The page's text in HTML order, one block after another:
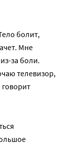
болит,
Мне
за боли.
телевизор,